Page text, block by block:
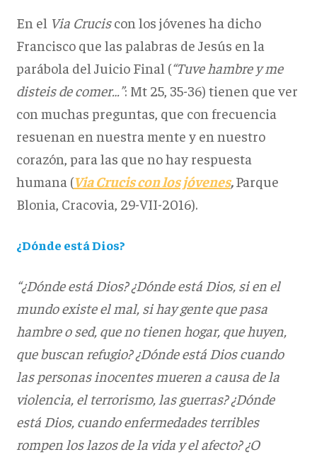
En el Via Cruciscon los jóvenes ha dicho
Francisco que las palabras de Jesús en la
parábola del Juicio Final (“Tuve hambre y me
disteis de comer…”: Mt 25, 35-36) tienen que ver
con muchas preguntas, que con frecuencia
resuenan en nuestra mente y en nuestro
corazón, para las que no hay respuesta
humana (Via Crucis con los jóvenes,Parque
Blonia, Cracovia, 29-VII-2016).
¿Dónde está Dios?
“¿Dónde está Dios? ¿Dónde está Dios, si en el
mundo existe el mal, si hay gente que pasa
hambre o sed, que no tienen hogar, que huyen,
que buscan refugio? ¿Dónde está Dios cuando
las personas inocentes mueren a causa de la
violencia, el terrorismo, las guerras? ¿Dónde
está Dios, cuando enfermedades terribles
rompen los lazos de la vida y el afecto? ¿O